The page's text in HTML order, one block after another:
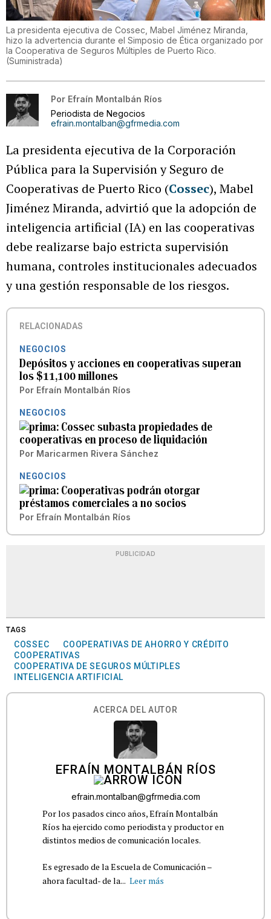
La presidenta ejecutiva de Cossec, Mabel Jiménez Miranda,
hizo la advertencia durante el Simposio de Ética organizado por
la Cooperativa de Seguros Múltiples de Puerto Rico.
(Suministrada)
Por Efraín Montalbán Ríos
Periodista de Negocios
efrain.montalban@gfrmedia.com
La presidenta ejecutiva de la Corporación
Pública para la Supervisión y Seguro de
Cooperativas de Puerto Rico (Cossec), Mabel
Jiménez Miranda, advirtió que la adopción de
inteligencia artificial (IA) en las cooperativas
debe realizarse bajo estricta supervisión
humana, controles institucionales adecuados
y una gestión responsable de los riesgos.
RELACIONADAS
NEGOCIOS
Depósitos y acciones en cooperativas superan
los $11,100 millones
Por Efraín Montalbán Ríos
NEGOCIOS
Cossec subasta propiedades de
cooperativas en proceso de liquidación
Por Maricarmen Rivera Sánchez
NEGOCIOS
Cooperativas podrán otorgar
préstamos comerciales a no socios
Por Efraín Montalbán Ríos
PUBLICIDAD
TAGS
COSSEC
COOPERATIVAS DE AHORRO Y CRÉDITO
COOPERATIVAS
COOPERATIVA DE SEGUROS MÚLTIPLES
INTELIGENCIA ARTIFICIAL
ACERCA DEL AUTOR
EFRAÍN MONTALBÁN RÍOS
efrain.montalban@gfrmedia.com
Por los pasados cinco años, Efraín Montalbán
Ríos ha ejercido como periodista y productor en
distintos medios de comunicación locales.
Es egresado de la Escuela de Comunicación –
ahora facultad- de la... Leer más